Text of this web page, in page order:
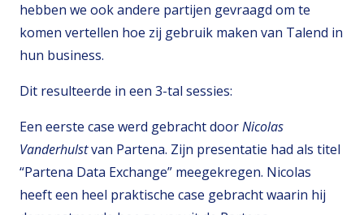
hebben we ook andere partijen gevraagd om te
komen vertellen hoe zij gebruik maken van Talend in
hun business.
Dit resulteerde in een 3-tal sessies:
Een eerste case werd gebracht doorNicolas
Vanderhulstvan Partena. Zijn presentatie had als titel
“Partena Data Exchange” meegekregen. Nicolas
heeft een heel praktische case gebracht waarin hij